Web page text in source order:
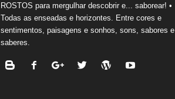
ROSTOS para mergulhar descobrir e... saborear! •
Todas as enseadas e horizontes. Entre cores e
sentimentos, paisagens e sonhos, sons, sabores e
saberes.